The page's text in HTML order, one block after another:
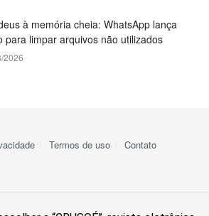
à memória cheia: WhatsApp lança
para limpar arquivos não utilizados
2026
Termos de uso Contato